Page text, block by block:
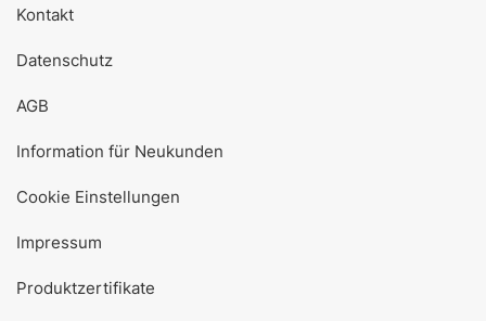
Kontakt
Datenschutz
AGB
Information für Neukunden
Cookie Einstellungen
Impressum
Produktzertifikate